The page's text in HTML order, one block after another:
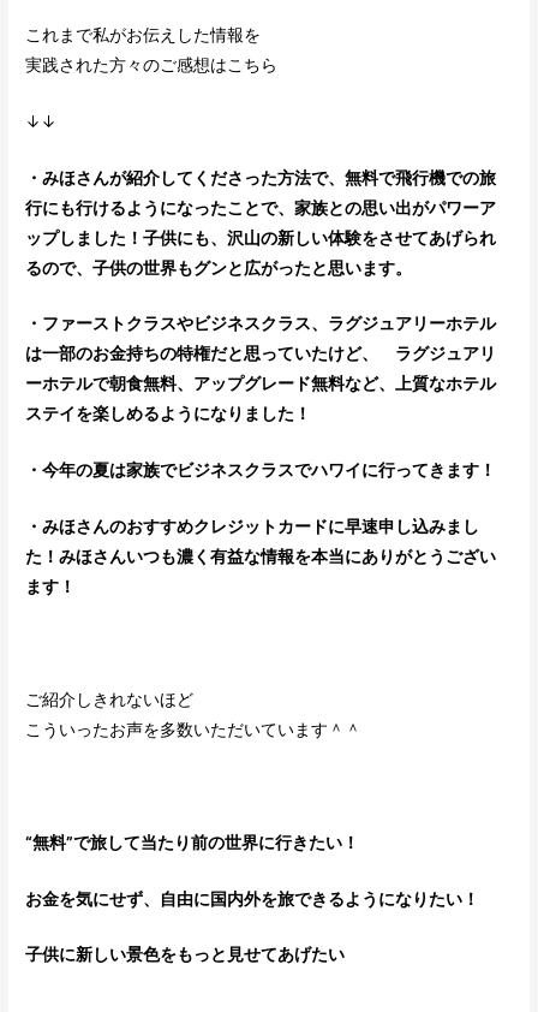
これまで私がお伝えした情報を
実践された方々のご感想はこちら
↓↓
・みほさんが紹介してくださった方法で、無料で飛行機での旅
行にも行けるようになったことで、家族との思い出がパワーア
ップしました ！子供にも、沢山の新しい体験をさせてあげられ
るので、子供の世界もグンと広がったと思います。
・ファーストクラスやビジネスクラス、ラグジュアリーホテル
は一部のお金持ちの特権だと思っていたけど、 ラグジュアリ
ーホテルで朝食無料、アップグレード無料など、上質なホテル
ステイを楽しめるようになりました！
・今年の夏は家族でビジネスクラスでハワイに行ってきます！
・みほさんのおすすめクレジットカードに早速申し込みまし
た！みほさんいつも濃く有益な情報を本当にありがとうござい
ます！
ご紹介しきれないほど
こういったお声を多数いただいています＾＾
“無料”で旅して当たり前の世界に行きたい！
お金を気にせず、自由に国内外を旅できるようになりたい！
子供に新しい景色をもっと見せてあげたい